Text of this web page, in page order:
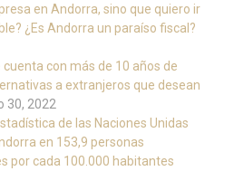
en Andorra, sino que quiero ir
¿Es Andorra un paraíso fiscal?
con más de 10 años de
a extranjeros que desean
30, 2022
de las Naciones Unidas
en 153,9 personas
por cada 100.000 habitantes